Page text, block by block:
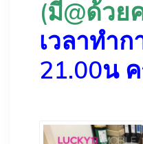
(มี@ด้วย
เวลาทำก
21.00น